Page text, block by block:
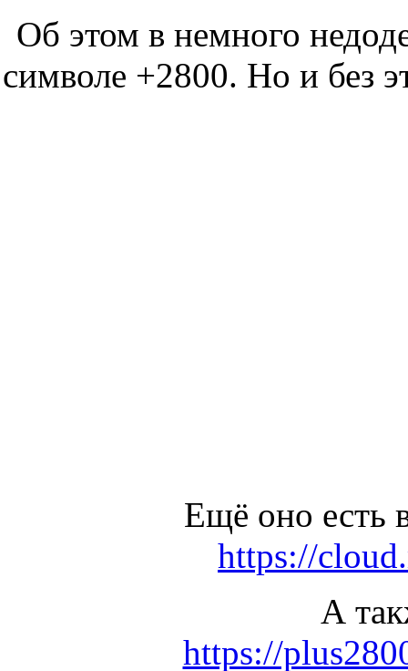
Об этом в немного
символе +2800. Но и без
Ещё оно есть
https://
А
https://